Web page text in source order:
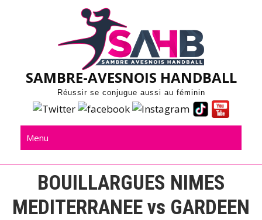
SAMBRE-AVESNOIS HANDBALL
Réussir se conjugue aussi au féminin
Menu
BOUILLARGUES NIMES
MEDITERRANEE vs GARDEEN